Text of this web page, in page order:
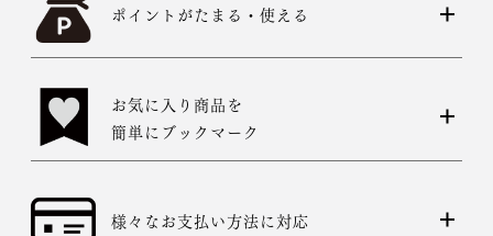
ポイントがたまる・使える
お気に入り商品を
簡単にブックマーク
様々なお支払い方法に対応